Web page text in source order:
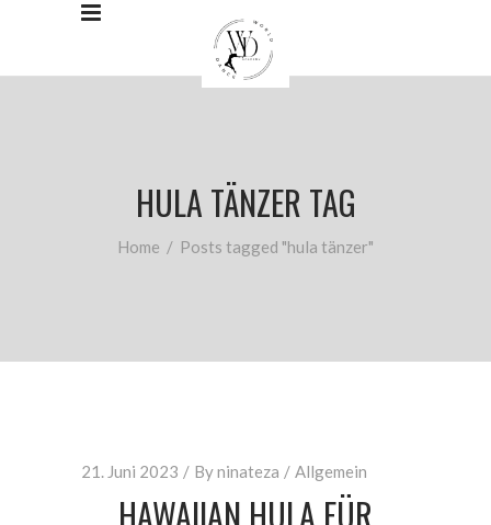
HULA TÄNZER TAG
Home / Posts tagged "hula tänzer"
21. Juni 2023 Byninateza Allgemein
HAWAIIAN HULA FÜR